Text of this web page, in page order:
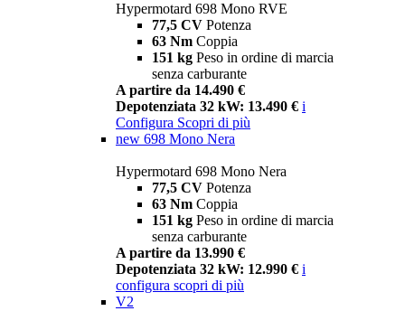
Hypermotard 698 Mono RVE
77,5 CV Potenza
63 Nm Coppia
151 kg Peso in ordine di marcia
senza carburante
A partire da 14.490 €
Depotenziata 32 kW: 13.490 € i
Configura Scopri di più
new 698 Mono Nera
Hypermotard 698 Mono Nera
77,5 CV Potenza
63 Nm Coppia
151 kg Peso in ordine di marcia
senza carburante
A partire da 13.990 €
Depotenziata 32 kW: 12.990 € i
configura scopri di più
V2